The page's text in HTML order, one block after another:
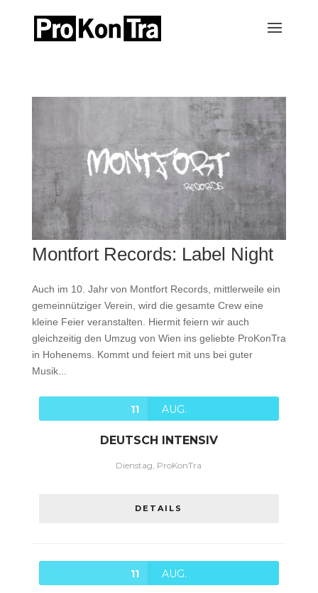
Montfort Records: Label Night
Auch im 10. Jahr von Montfort Records, mittlerweile ein
gemeinnütziger Verein, wird die gesamte Crew eine
kleine Feier veranstalten. Hiermit feiern wir auch
gleichzeitig den Umzug von Wien ins geliebte ProKonTra
in Hohenems. Kommt und feiert mit uns bei guter
Musik...
11 AUG.
DEUTSCH INTENSIV
Dienstag, ProKonTra
DETAILS
11 AUG.